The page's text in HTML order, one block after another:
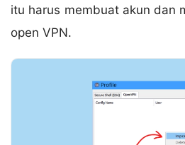
itu harus membuat akun dan
open VPN.